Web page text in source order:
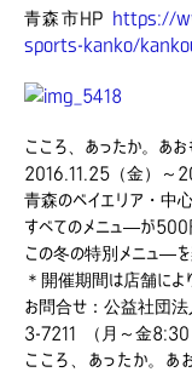
青森市HP
https://
sports-kanko/
こころ、あったか。あ
2016.11.25（金）～
青森のベイエリア・中
すべてのメニュ―が500
この冬の特別メニュ―を
＊開催期間は店舗によ
お問合せ：公益社団
3-7211 （月～金8:30
こころ、あったか。あ